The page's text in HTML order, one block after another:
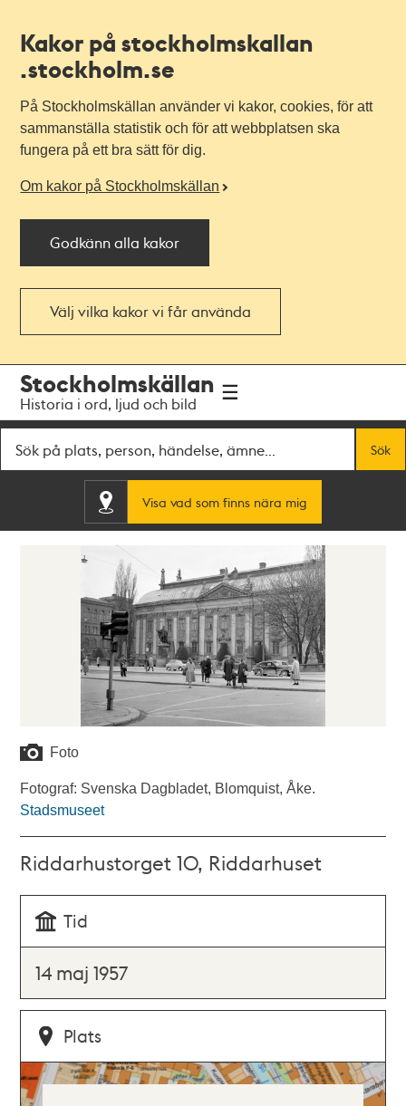
Kakor på stockholmskallan
.stockholm.se
På Stockholmskällan använder vi kakor, cookies, för att
sammanställa statistik och för att webbplatsen ska
fungera på ett bra sätt för dig.
Om kakor på Stockholmskällan
Godkänn alla kakor
Välj vilka kakor vi får använda
navigationen
huvudinnehållet
Stockholmskällan
Historia i ord, ljud och bild
Sök
Visa vad som finns nära mig
Foto
Fotograf: Svenska Dagbladet, Blomquist, Åke.
Stadsmuseet
Riddarhustorget 10, Riddarhuset
Tid
14 maj 1957
Plats